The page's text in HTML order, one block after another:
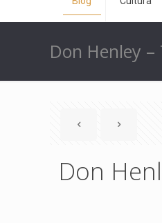
Don Henley
Don